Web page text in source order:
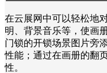
在云展网中可以轻松地
明、背景音乐等，使画
门锁的开锁场景图片旁
性能；通过在画册的翻
性。